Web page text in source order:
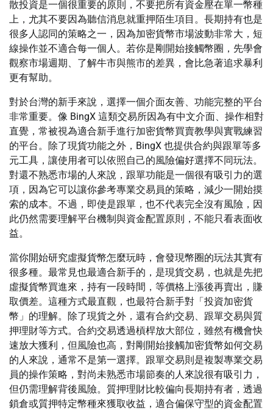
散投資是一個很重要的原則，不要把所有資金壓在單一幣種
上，尤其不要因為聽信消息就重押陌生項目。長期持有也是
很多人認同的策略之一，因為加密貨幣市場波動非常大，短
線操作並不適合每一個人。若你是剛開始接觸幣圈，先學會
觀察市場週期、了解牛市與熊市的差異，會比急著追求暴利
更有幫助。
對於台灣的新手來說，選擇一個介面友善、功能完整的平台
非常重要。像 BingX 這類交易所因為有中文介面、操作相對
直覺，常被視為適合新手進行加密貨幣買賣教學與實戰練習
的平台。除了現貨功能之外，BingX 也提供合約與跟單等多
元工具，讓使用者可以依照自己的風險偏好選擇不同玩法。
對還不熟悉市場的人來說，跟單功能是一個很有吸引力的選
項，因為它可以讓你參考專業交易員的策略，減少一開始摸
索的成本。不過，即使是跟單，也不代表完全沒有風險，因
此仍然需要理解平台機制與資金配置原則，不能只看表面收
益。
當你開始研究虛擬貨幣怎麼玩時，會發現幣圈的玩法其實有
很多種。最常見也最適合新手的，是現貨交易，也就是先把
虛擬貨幣買進來，持有一段時間，等價格上漲後再賣出，賺
取價差。這種方式最直觀，也最符合新手對「投資加密貨
幣」的理解。除了現貨之外，還有合約交易、跟單交易與質
押理財等方式。合約交易透過槓桿放大部位，雖然有機會快
速放大獲利，但風險也高，對剛開始接觸加密貨幣如何交易
的人來說，通常不是第一選擇。跟單交易則是複製專業交易
員的操作策略，對尚未熟悉市場節奏的人來說很有吸引力，
但仍需理解背後風險。質押理財比較偏向長期持有者，透過
鎖倉或質押特定幣種來獲取收益，適合偏保守型的資金配置